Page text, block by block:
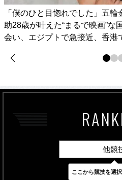
「僕のひと目惚れでした」五
助28歳が叶えた“まるで映画”
会い、エジプトで急接近、香港
他競
最新 24時
ここから競技を選